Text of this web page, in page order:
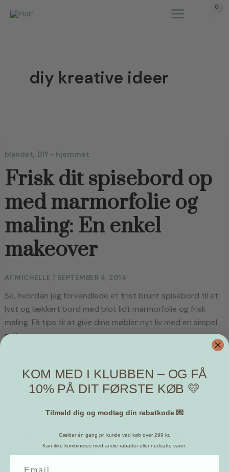
diy kreative ideer
blandet, DIY - hjemmet
Frisk dit spisebord op
med marmorfolie og
maling: En enkel
makeover
AF MICHELLE / SEPTEMBER 4, 2014
Se, hvordan jeg forvandlede et trist brunt spisebord til et
lyst og lækkert bord med blot lidt marmorfolie og frisk
maling. Få tips til at give dine møbler nyt liv med en simpel
makeover.
DIY | Sådan laver du
simpel
smykkeopbevaring
med kork.
KOM MED I KLUBBEN – OG FÅ
10% PÅ DIT FØRSTE KØB 💛
Tilmeld dig og modtag din rabatkode 💌
Gælder én gang pr. kunde ved køb over 299 kr.
Kan ikke kombineres med andre rabatter eller nedsatte varer.